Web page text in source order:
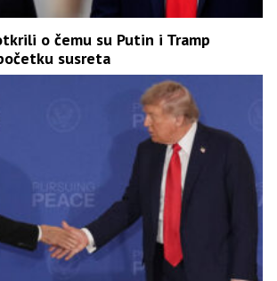
o čemu su Putin i Tramp
susreta